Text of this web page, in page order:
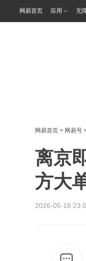
网易首页 应用 无
网易首页 > 网易号
离京
方大
2026-05-18